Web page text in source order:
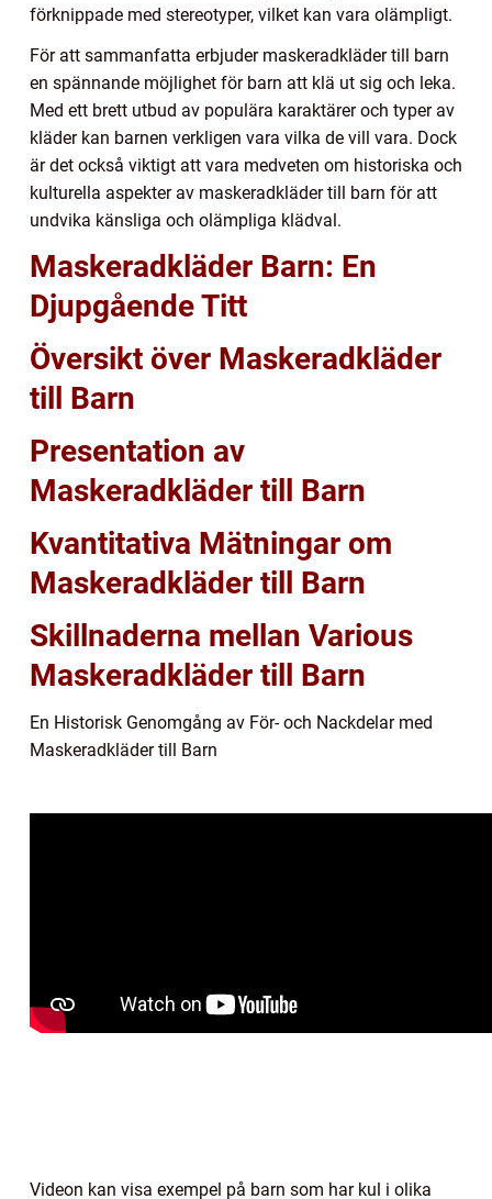
förknippade med stereotyper, vilket kan vara olämpligt.
För att sammanfatta erbjuder maskeradkläder till barn
en spännande möjlighet för barn att klä ut sig och leka.
Med ett brett utbud av populära karaktärer och typer av
kläder kan barnen verkligen vara vilka de vill vara. Dock
är det också viktigt att vara medveten om historiska och
kulturella aspekter av maskeradkläder till barn för att
undvika känsliga och olämpliga klädval.
Maskeradkläder Barn: En
Djupgående Titt
Översikt över Maskeradkläder
till Barn
Presentation av
Maskeradkläder till Barn
Kvantitativa Mätningar om
Maskeradkläder till Barn
Skillnaderna mellan Various
Maskeradkläder till Barn
En Historisk Genomgång av För- och Nackdelar med
Maskeradkläder till Barn
Videon kan visa exempel på barn som har kul i olika